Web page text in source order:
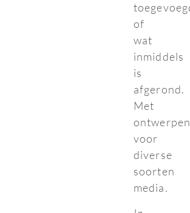
of
wat
inmiddels
is
afgerond.
Met
ontwerpen
voor
diverse
soorten
media.